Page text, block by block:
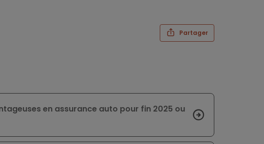
Partager
en assurance auto pour fin 2025 ou